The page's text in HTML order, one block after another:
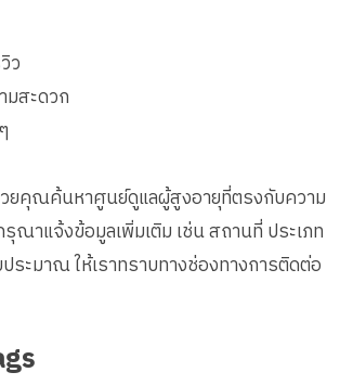
ว
มสะดวก
ยคุณค้นหาศูนย์ดูแลผู้สูงอายุที่ตรงกับความ
าแจ้งข้อมูลเพิ่มเติม เช่น สถานที่ ประเภท
ระมาณ ให้เราทราบทางช่องทางการติดต่อ